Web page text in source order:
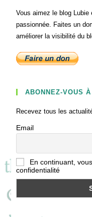
Vous aimez le blog
passionnée. Faites un
améliorer la visibilité du
ABONNEZ-VOUS
Recevez tous les
Email
En continuant,
confidentialité